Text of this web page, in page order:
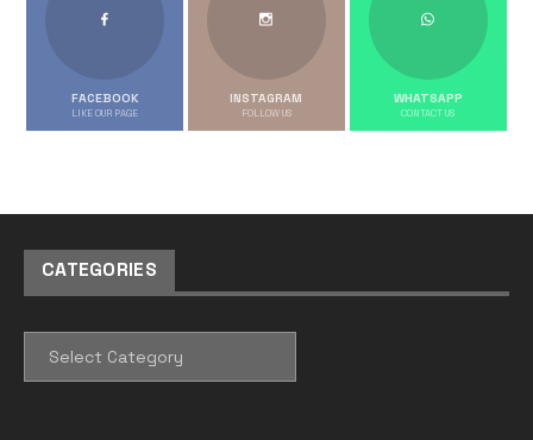
FACEBOOK
LIKE OUR PAGE
INSTAGRAM
FOLLOW US
WHATSAPP
CONTACT US
CATEGORIES